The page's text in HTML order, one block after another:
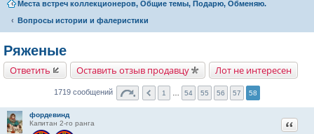
Места встреч коллекционеров, Общие темы, Подарю, Обменяю.
Вопросы истории и фалеристики
Ряженые
Ответить Оставить отзыв продавцу Лот не интересен
1719 сообщений 1 54 55 56 57 58
фордевинд
Капитан 2-го ранга